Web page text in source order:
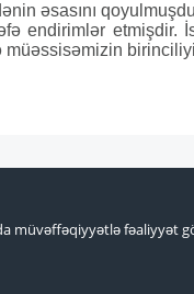
əsasını
endirimlər etmişdir.
müvəffəqiyyətlə fəaliyyət